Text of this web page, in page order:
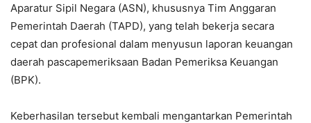
Aparatur Sipil Negara (ASN), khususnya Tim Anggaran
Pemerintah Daerah (TAPD), yang telah bekerja secara
cepat dan profesional dalam menyusun laporan keuangan
daerah pascapemeriksaan Badan Pemeriksa Keuangan
(BPK).
Keberhasilan tersebut kembali mengantarkan Pemerintah